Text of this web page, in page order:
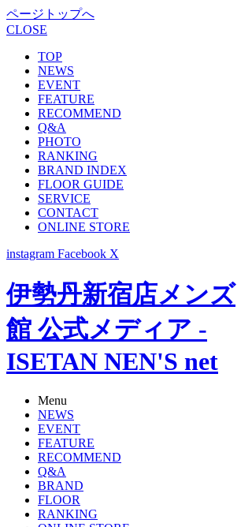
ページトップへ
CLOSE
TOP
NEWS
EVENT
FEATURE
RECOMMEND
Q&A
PHOTO
RANKING
BRAND INDEX
FLOOR GUIDE
SERVICE
CONTACT
ONLINE STORE
instagram Facebook X
伊勢丹新宿店メンズ
館 公式メディア -
ISETAN NEN'S net
Menu
NEWS
EVENT
FEATURE
RECOMMEND
Q&A
BRAND
FLOOR
RANKING